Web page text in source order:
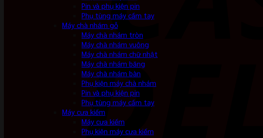
Pin và phụ kiện pin
Phụ tùng máy cầm tay
Máy chà nhám gỗ
Máy chà nhám tròn
Máy chà nhám vuông
Máy chà nhám chữ nhật
Máy chà nhám băng
Máy chà nhám bàn
Phụ kiện máy chà nhám
Pin và phụ kiện pin
Phụ tùng máy cầm tay
Máy cưa kiếm
Máy cưa kiếm
Phụ kiện máy cưa kiếm